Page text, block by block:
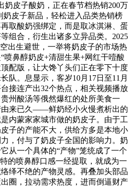
奶皮子酸奶，正在春节档热销200万
奶皮子新品，轻松进入品类热销榜
取酸奶强绑定，而是取冰淇淋、蛋
组合，衍生出诸多立异品类。2025
出生避世，一举将奶皮子的市场热
喷鼻醇奶皮+清甜生果+网红干噎酸
配版，让大馋丫头们正在零下十度
队。息显示，客岁10月17日至11月
接连产出32个热点，相关视频播放
州酸汤等俄然爆红的处所美食一
由来已久——鲜奶经小火慢煮析出的
内蒙家家城市做的奶皮子。由于工
子的产能不大，供给方多是本地小
，付与了奶皮子全国的影响力。奶
从一个具体的“产物”笼统成了一个
的喷鼻醇口感一经提取，就成为一
绎不绝的产物灵感。再叠加头部品
圈，拉动需求热度，进而倒逼财产